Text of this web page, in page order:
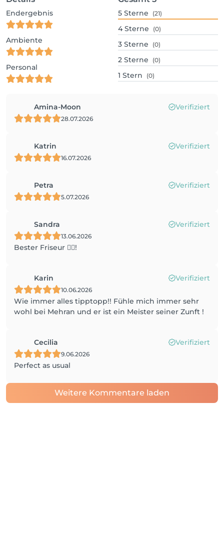
Endergebnis
Ambiente
Personal
5 Sterne (21)
4 Sterne (0)
3 Sterne (0)
2 Sterne (0)
1 Stern (0)
Amina-Moon Verifiziert
28.07.2026
Katrin Verifiziert
16.07.2026
Petra Verifiziert
5.07.2026
Sandra Verifiziert
13.06.2026
Bester Friseur 👌🏼!
Karin Verifiziert
10.06.2026
Wie immer alles tipptopp!! Fühle mich immer sehr
wohl bei Mehran und er ist ein Meister seiner Zunft !
Cecilia Verifiziert
9.06.2026
Perfect as usual
Weitere Kommentare laden